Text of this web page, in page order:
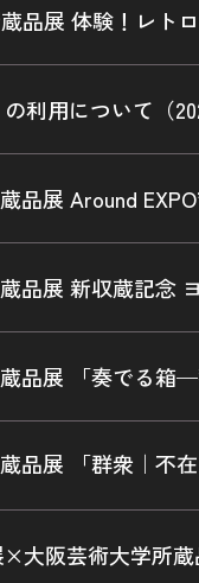
品展 体験！レ
利用について（
品展 Around
品展 新収蔵記
品展 「奏でる箱
品展 「群衆｜
×大阪芸術大学所